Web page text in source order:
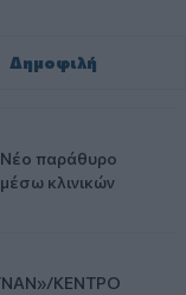
Δημοφιλή
παράθυρο
κλινικών
ΚΕΝΤΡΟ